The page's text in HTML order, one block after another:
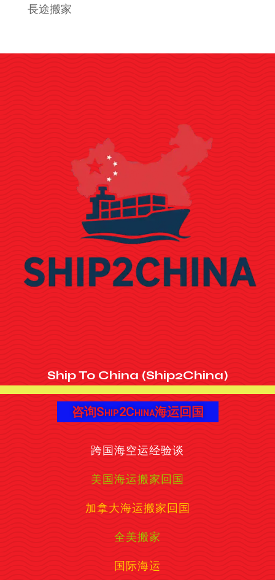
長途搬家
Ship To China (Ship2China)
咨询Ship2China海运回国
跨国海空运经验谈
美国海运搬家回国
加拿大海运搬家回国
全美搬家
国际海运